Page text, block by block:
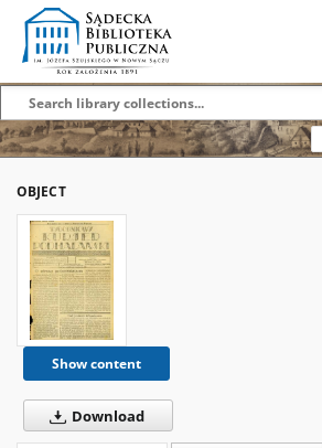
OBJECT
Show content
Download